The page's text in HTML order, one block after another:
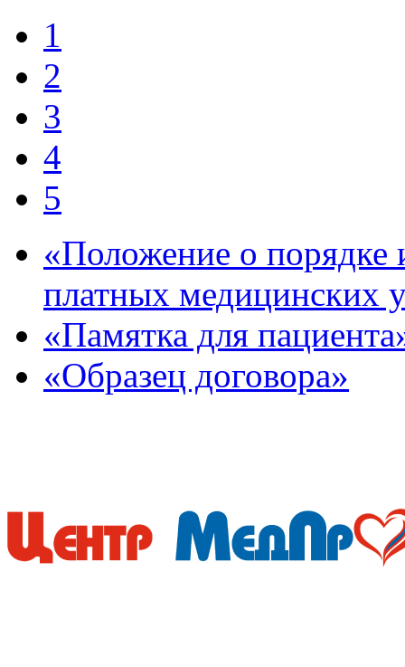
1
2
3
4
5
«Положение о порядке
платных медицинских
«Памятка для
«Образец договора»